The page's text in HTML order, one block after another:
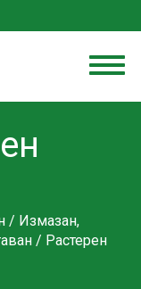
/ Измазан,
/ Растерен